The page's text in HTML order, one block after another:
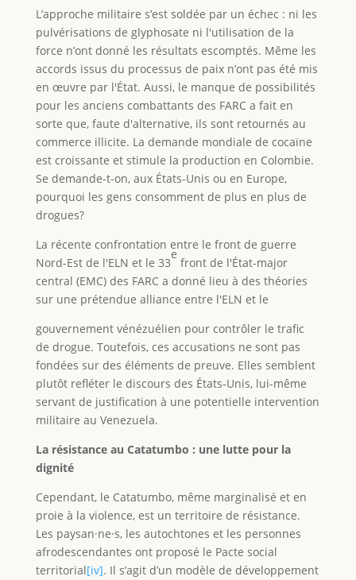
L’approche militaire s’est soldée par un échec : ni les
pulvérisations de glyphosate ni l'utilisation de la
force n’ont donné les résultats escomptés. Même les
accords issus du processus de paix n’ont pas été mis
en œuvre par l'État. Aussi, le manque de possibilités
pour les anciens combattants des FARC a fait en
sorte que, faute d'alternative, ils sont retournés au
commerce illicite. La demande mondiale de cocaïne
est croissante et stimule la production en Colombie.
Se demande-t-on, aux États-Unis ou en Europe,
pourquoi les gens consomment de plus en plus de
drogues?
La récente confrontation entre le front de guerre
Nord-Est de l'ELN et le 33
e
front de l'État-major
central (EMC) des FARC a donné lieu à des théories
sur une prétendue alliance entre l'ELN et le
gouvernement vénézuélien pour contrôler le trafic
de drogue. Toutefois, ces accusations ne sont pas
fondées sur des éléments de preuve. Elles semblent
plutôt refléter le discours des États-Unis, lui-même
servant de justification à une potentielle intervention
militaire au Venezuela.
La résistance au Catatumbo : une lutte pour la
dignité
Cependant, le Catatumbo, même marginalisé et en
proie à la violence, est un territoire de résistance.
Les paysan·ne·s, les autochtones et les personnes
afrodescendantes ont proposé le Pacte social
territorial[iv]. Il s’agit d’un modèle de développement